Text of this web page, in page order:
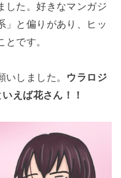
した。好きなマンガジ
」と偏りがあり、ヒッ
とです。
しました。 ウラロジ
えば花さん！！